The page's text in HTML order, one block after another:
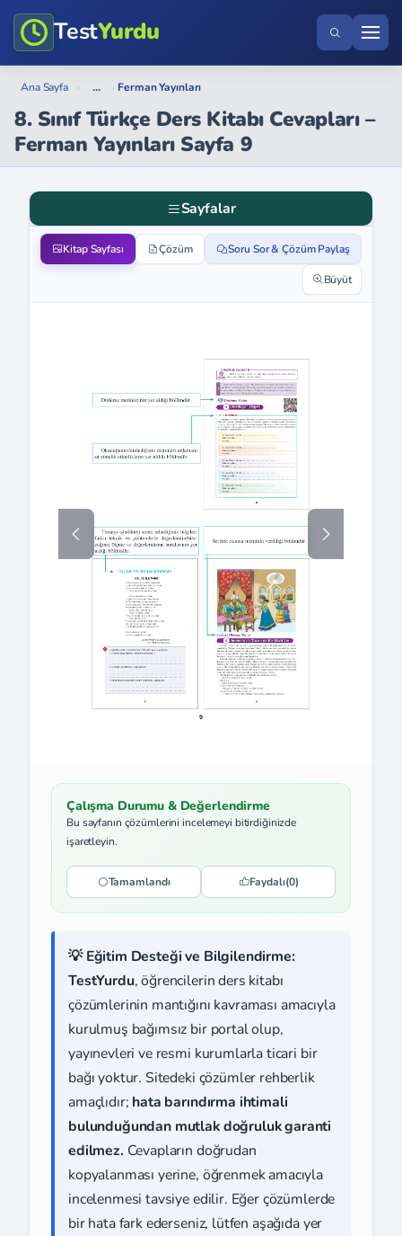
TestYurdu
Ana Sayfa › ... › Ferman Yayınları
8. Sınıf Türkçe Ders Kitabı Cevapları –
Ferman Yayınları Sayfa 9
Sayfalar
Kitap Sayfası Çözüm Soru Sor & Çözüm Paylaş
Büyüt
Çalışma Durumu & Değerlendirme
Bu sayfanın çözümlerini incelemeyi bitirdiğinizde
işaretleyin.
Tamamlandı Faydalı(0)
💡 Eğitim Desteği ve Bilgilendirme:
TestYurdu, öğrencilerin ders kitabı
çözümlerinin mantığını kavraması amacıyla
kurulmuş bağımsız bir portal olup,
yayınevleri ve resmi kurumlarla ticari bir
bağı yoktur. Sitedeki çözümler rehberlik
amaçlıdır; hata barındırma ihtimali
bulunduğundan mutlak doğruluk garanti
edilmez. Cevapların doğrudan
kopyalanması yerine, öğrenmek amacıyla
incelenmesi tavsiye edilir. Eğer çözümlerde
bir hata fark ederseniz, lütfen aşağıda yer